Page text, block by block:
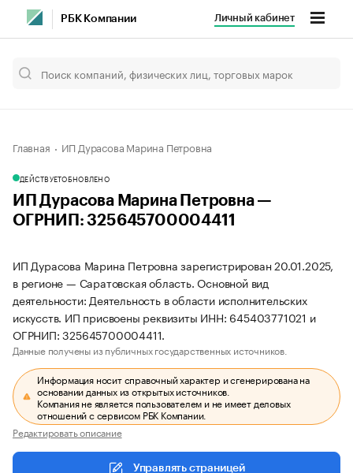
РБК Компании Личный кабинет
Главная ИП Дурасова Марина Петровна
ДЕЙСТВУЕТОБНОВЛЕНО
ИП Дурасова Марина Петровна —
ОГРНИП: 325645700004411
ИП Дурасова Марина Петровна зарегистрирован 20.01.2025,
в регионе — Саратовская область. Основной вид
деятельности: Деятельность в области исполнительских
искусств. ИП присвоены реквизиты ИНН: 645403771021 и
ОГРНИП: 325645700004411.
Данные получены из публичных государственных источников.
Информация носит справочный характер и сгенерирована на
основании данных из открытых источников.
Компания не является пользователем и не имеет деловых
отношений с сервисом РБК Компании.
Редактировать описание
Управлять страницей